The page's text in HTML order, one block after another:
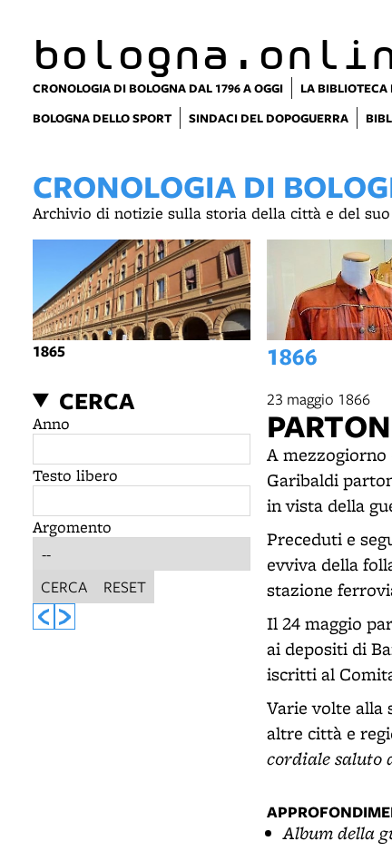
CRONOLOGIA DI BOLOGNA DAL 1796 A OGGI LA
BOLOGNA DELLO SPORT
SINDACI DEL DOPOGUERRA
CRONOLOGIA DI
Archivio di notizie sulla storia della città e del
1865 1866
CERCA
Anno
Testo libero
Argomento
CERCA RESET
23 maggio 1866
A mezzogiorno
Garibaldi
in vista della
Preceduti e
evviva della
stazione
Il 24 maggio
ai depositi di
iscritti al
Varie volte alla
altre città e
cordiale
Album della